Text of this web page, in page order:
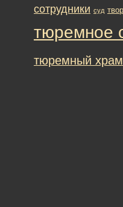
сотрудники суд
тюремное
тюремный храм